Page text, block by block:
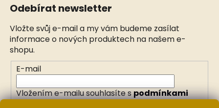
Odebírat newsletter
Vložte svůj e-mail a my vám budeme zasílat
informace o nových produktech na našem e-
shopu.
E-mail
Vložením e-mailu souhlasíte spodmínkami